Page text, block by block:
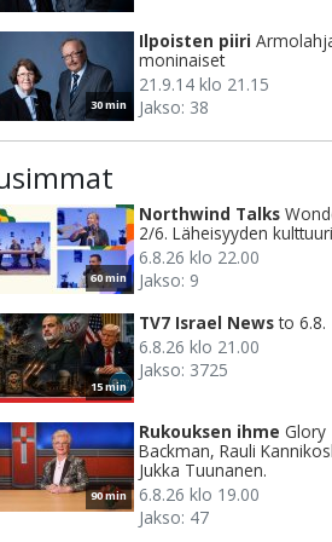
30 min
Ilpoisten piiri
moninaiset
21.9.14 klo 21.15
Jakso: 38
60 min
Northwind Talks
2/6. Läheisyyden kulttuuri
6.8.26 klo 22.00
Jakso: 9
15 min
TV7 Israel News to 6.8.
6.8.26 klo 21.00
Jakso: 3725
90 min
Rukouksen ihme Glory
Backman, Rauli
Jukka Tuunanen.
6.8.26 klo 19.00
Jakso: 47